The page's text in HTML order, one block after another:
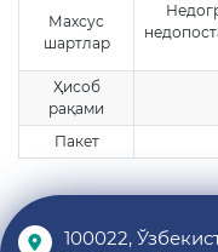
Махсус
шартлар
Ҳисоб
рақами
Пакет
100022,